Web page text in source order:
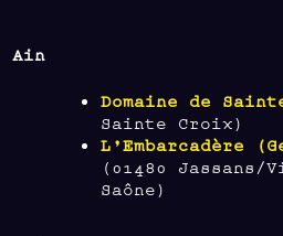
Ain
Domaine de
Sainte Croix)
L’Embarcadère
(01480
Saône)